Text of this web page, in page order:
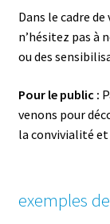
Dans le cadre
n’hésitez pas à
ou des
Pour le public :
venons pour
la convivialité
exemples